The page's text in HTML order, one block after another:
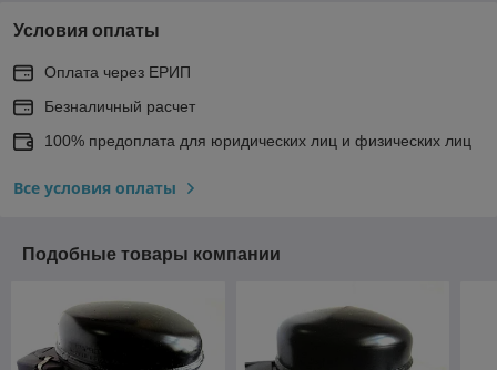
Условия оплаты
Оплата через ЕРИП
Безналичный расчет
100% предоплата для юридических лиц и физических лиц
Все условия оплаты
Подобные товары компании